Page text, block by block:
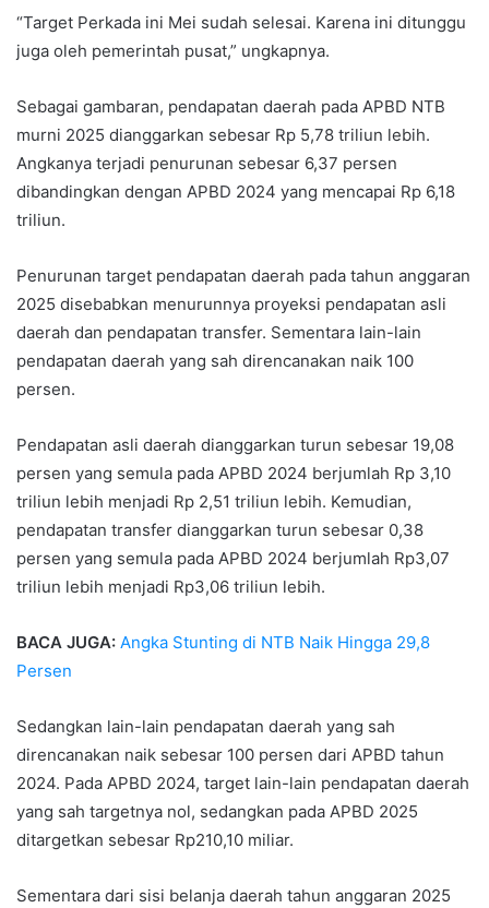
“Target Perkada ini Mei sudah selesai. Karena ini ditunggu
juga oleh pemerintah pusat,” ungkapnya.
Sebagai gambaran, pendapatan daerah pada APBD NTB
murni 2025 dianggarkan sebesar Rp 5,78 triliun lebih.
Angkanya terjadi penurunan sebesar 6,37 persen
dibandingkan dengan APBD 2024 yang mencapai Rp 6,18
triliun.
Penurunan target pendapatan daerah pada tahun anggaran
2025 disebabkan menurunnya proyeksi pendapatan asli
daerah dan pendapatan transfer. Sementara lain-lain
pendapatan daerah yang sah direncanakan naik 100
persen.
Pendapatan asli daerah dianggarkan turun sebesar 19,08
persen yang semula pada APBD 2024 berjumlah Rp 3,10
triliun lebih menjadi Rp 2,51 triliun lebih. Kemudian,
pendapatan transfer dianggarkan turun sebesar 0,38
persen yang semula pada APBD 2024 berjumlah Rp3,07
triliun lebih menjadi Rp3,06 triliun lebih.
BACA JUGA: Angka Stunting di NTB Naik Hingga 29,8
Persen
Sedangkan lain-lain pendapatan daerah yang sah
direncanakan naik sebesar 100 persen dari APBD tahun
2024. Pada APBD 2024, target lain-lain pendapatan daerah
yang sah targetnya nol, sedangkan pada APBD 2025
ditargetkan sebesar Rp210,10 miliar.
Sementara dari sisi belanja daerah tahun anggaran 2025